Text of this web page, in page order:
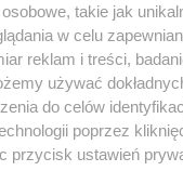
News. Polub
takie jak
w celu
reklam i treści,
używać
do celów
poprzez
przycisk ustawień